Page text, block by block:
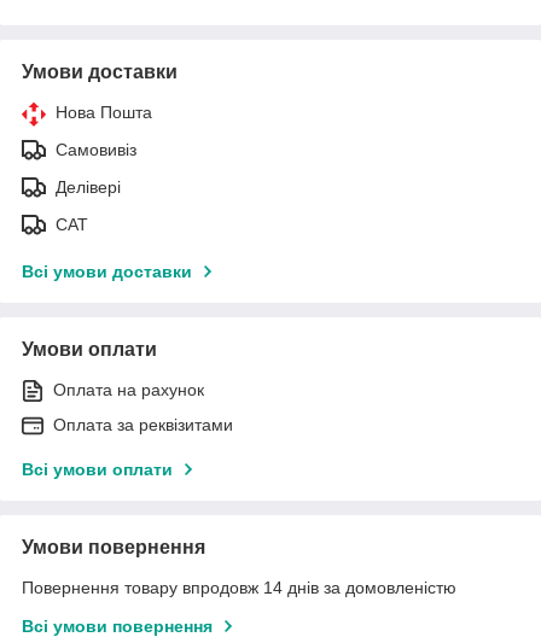
Умови доставки
Нова Пошта
Самовивіз
Делівері
САТ
Всі умови доставки
Умови оплати
Оплата на рахунок
Оплата за реквізитами
Всі умови оплати
Умови повернення
Повернення товару впродовж 14 днів за домовленістю
Всі умови повернення